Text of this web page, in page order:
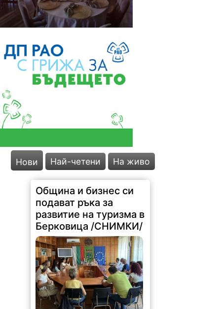
Нови Най-четени На живо
Община и бизнес си
подават ръка за
развитие на туризма в
Берковица /СНИМКИ/